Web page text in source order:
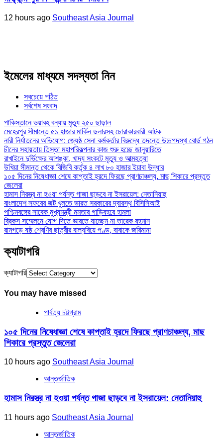
12 hours ago Southeast Asia Journal
ইমেলের মাধ্যমে সদস্যতা নিন
সবচেয়ে পঠিত
সর্বশেষ সংবাদ
পাকিস্তানে ভয়াবহ বন্যায় মৃত্যু ২৫০ ছাড়াল
মেহেরপুর সীমান্তে ৫১ হাজার মার্কিন ডলারসহ চোরাকারবারী আটক
নারী নির্যাতনের অভিযোগ: জ্যেষ্ঠ সেনা কর্মকর্তার বিরুদ্ধে তদন্তে উচ্চপদস্থ বোর্ড গঠন
চীনের সহায়তায় তিস্তা মহাপরিকল্পনার কাজ শুরু হচ্ছে জানুয়ারিতে
রাখাইনে দুর্ভিক্ষের আশঙ্কা, খাদ্য সংকটে মৃত্যু ও আত্মহত্যা
উখিয়া সীমান্ত থেকে বিজিবি কর্তৃক ৪ লাখ ৮০ হাজার ইয়াবা উদ্ধার
১০৫ দিনের নিষেধাজ্ঞা শেষে কাপ্তাই হ্রদে ফিরছে প্রাণচাঞ্চল্য, মাছ শিকারে প্রস্তুত
জেলেরা
হামাস নিরস্ত্র না হওয়া পর্যন্ত গাজা ছাড়বে না ইসরায়েল: নেতানিয়াহু
বাংলাদেশ সফরের জট খুলতে ভারত সরকারের দ্বারস্থ বিসিসিআই
পশ্চিমবঙ্গের সাবেক মুখ্যমন্ত্রী মমতার গাড়িবহরে হামলা
ব্রিকস সম্মেলনে যোগ দিতে ভারতে যাচ্ছেন না তারেক রহমান
রামগড়ে ষষ্ঠ শ্রেণির ছাত্রীর বাল্যবিয়ে পণ্ড, বাবাকে জরিমানা
ক্যাটাগরি
ক্যাটাগরি
You may have missed
পার্বত্য চট্টগ্রাম
১০৫ দিনের নিষেধাজ্ঞা শেষে কাপ্তাই হ্রদে ফিরছে প্রাণচাঞ্চল্য, মাছ
শিকারে প্রস্তুত জেলেরা
10 hours ago Southeast Asia Journal
আন্তর্জাতিক
হামাস নিরস্ত্র না হওয়া পর্যন্ত গাজা ছাড়বে না ইসরায়েল: নেতানিয়াহু
11 hours ago Southeast Asia Journal
আন্তর্জাতিক